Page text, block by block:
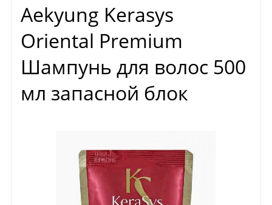
Aekyung Kerasys
Oriental Premium
Шампунь для волос 500
мл запасной блок